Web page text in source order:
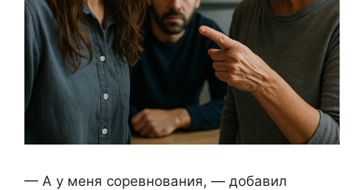
— А у меня соревнования, — добавил